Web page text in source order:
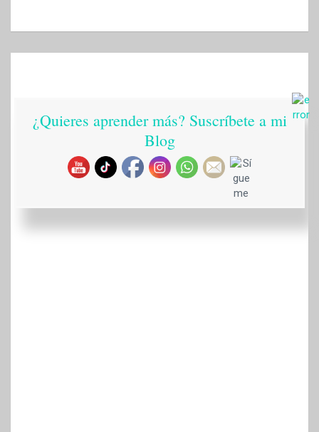
¿Quieres aprender más? Suscríbete a mi
Blog